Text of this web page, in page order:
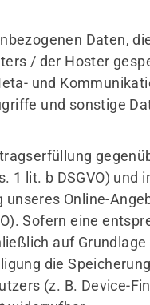
Daten,
/ der Hoster
und
und sonstige
1 lit. b DSGVO) und
Online-
Sofern eine
auf
die
(z. B. Device-